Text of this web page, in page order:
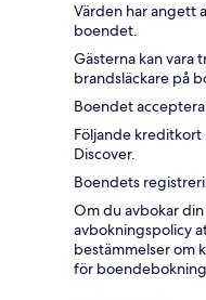
Värden har angett
boendet.
Gästerna kan vara
brandsläckare på
Boendet
Följande kreditkort
Discover.
Boendets
Om du avbokar
avbokningspolicy
bestämmelser om
för